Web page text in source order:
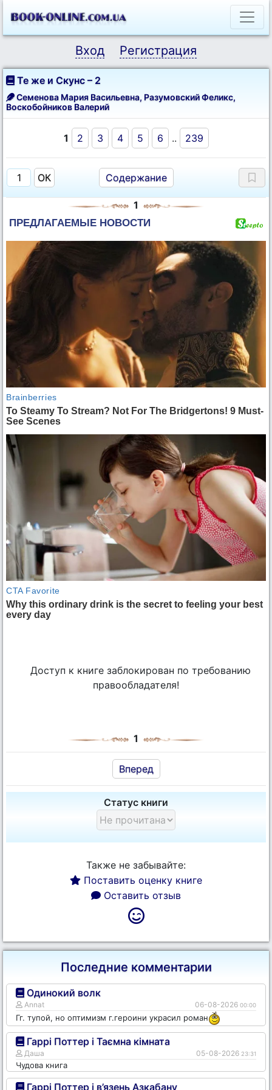
Вход Регистрация
Те же и Скунс – 2
Семенова Мария Васильевна, Разумовский Феликс,
Воскобойников Валерий
1 2 3 4 5 6 .. 239
Содержание
1
Доступ к книге заблокирован по требованию
правообладателя!
1
Вперед
Статус книги
Также не забывайте:
Поставить оценку книге
Оставить отзыв
Последние комментарии
Одинокий волк
Annat 06-08-2026 00:00
Гг. тупой, но оптимизм г.героини украсил роман
Гаррі Поттер і Таємна кімната
Даша 05-08-2026 23:31
Чудова книга
Гаррі Поттер і в’язень Азкабану